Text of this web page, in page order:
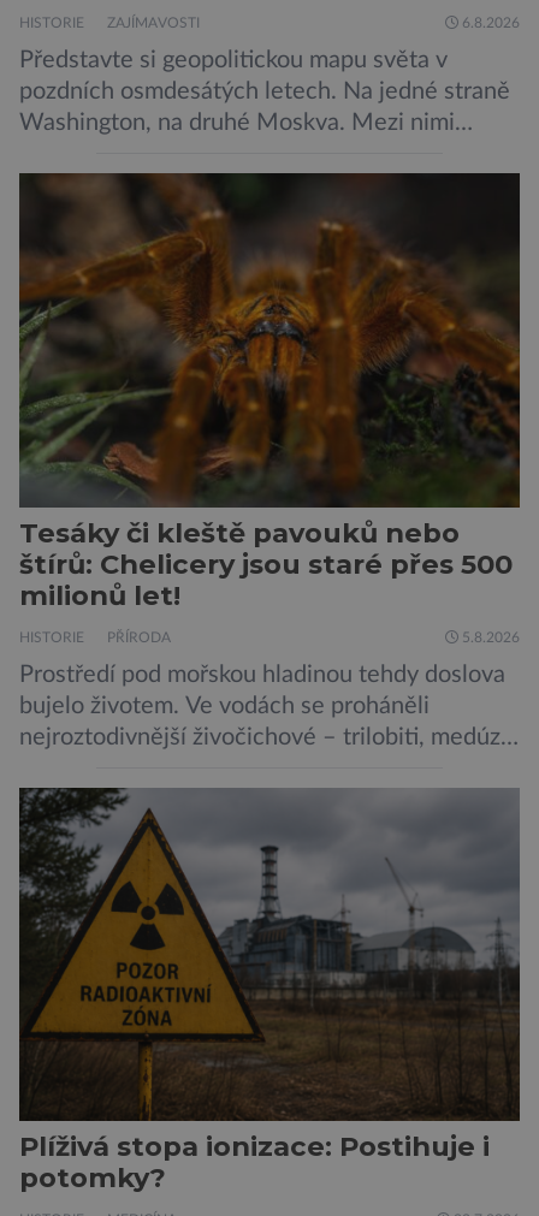
HISTORIE ZAJÍMAVOSTI 6.8.2026
Představte si geopolitickou mapu světa v
pozdních osmdesátých letech. Na jedné straně
Washington, na druhé Moskva. Mezi nimi
padesátkrát dokola, železná opona a miliony
vojáků v permanentní pohotovosti. A pak je tu
Donald Kendall, generální ředitel společnosti
PepsiCo, který se v květnu roku 1989 stává
admirálem flotily, jež čítá sedmnáct […]
Tesáky či kleště pavouků nebo
štírů: Chelicery jsou staré přes 500
milionů let!
HISTORIE PŘÍRODA 5.8.2026
Prostředí pod mořskou hladinou tehdy doslova
bujelo životem. Ve vodách se proháněli
nejroztodivnější živočichové – trilobiti, medúzy
prazvláštní stonožce podobný tvor, který měl
zárodky zbraní typických pro dnešní pavouky.
Pavouci, štíři či klíšťata jsou členovci patřící do
skupiny klepítkatců. Vyznačují se takzvanými
chelicerami, které u nich představují právě […]
Plíživá stopa ionizace: Postihuje i
potomky?